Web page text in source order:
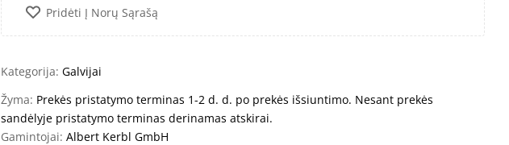
Pridėti Į Norų Sąrašą
Kategorija: Galvijai
Žyma: Prekės pristatymo terminas 1-2 d. d. po prekės išsiuntimo. Nesant prekės
sandėlyje pristatymo terminas derinamas atskirai.
Gamintojai: Albert Kerbl GmbH